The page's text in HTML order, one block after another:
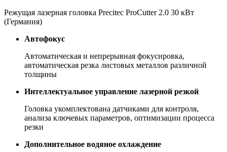
Режущая лазерная головка Precitec ProCutter 2.0 30 кВт
(Германия)
Автофокус
Автоматическая и непрерывная фокусировка,
автоматическая резка листовых металлов различной
толщины
Интеллектуальное управление лазерной резкой
Головка укомплектована датчиками для контроля,
анализа ключевых параметров, оптимизации процесса
резки
Дополнительное водяное охлаждение